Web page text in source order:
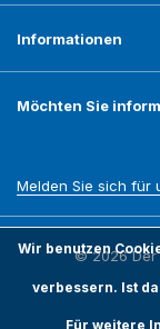
Informationen
Möchten Sie
Melden Sie sich für
© 2026 Der
Wir benutzen
verbessern. Ist
Für weitere